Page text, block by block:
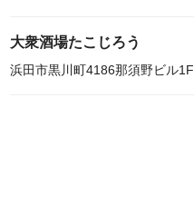
大衆酒場たこじろう
浜田市黒川町4186那須野ビル1F